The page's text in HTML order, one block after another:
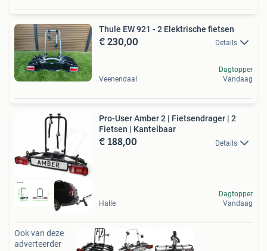
Thule EW 921 - 2 Elektrische fietsen
€ 230,00 Details
Veenendaal
Dagtopper
Vandaag
Pro-User Amber 2 | Fietsendrager | 2
Fietsen | Kantelbaar
€ 188,00 Details
Halle
Dagtopper
Vandaag
Ook van deze
adverteerder